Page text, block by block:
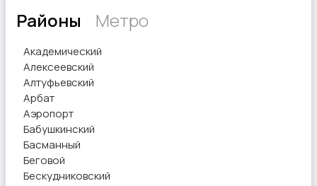
Районы Метро
Академический
Алексеевский
Алтуфьевский
Арбат
Аэропорт
Бабушкинский
Басманный
Беговой
Бескудниковский